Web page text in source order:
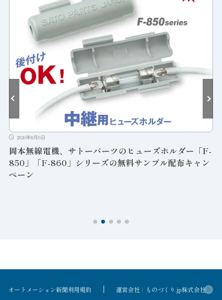
2026年8月6日
岡本無線電機、サトーパーツのヒューズホルダー「F-
850」「F-860」シリーズの無料サンプル配布キャン
ペーン
オートメーション新聞利用規約 運営会社：ものづくり.jp株式会社